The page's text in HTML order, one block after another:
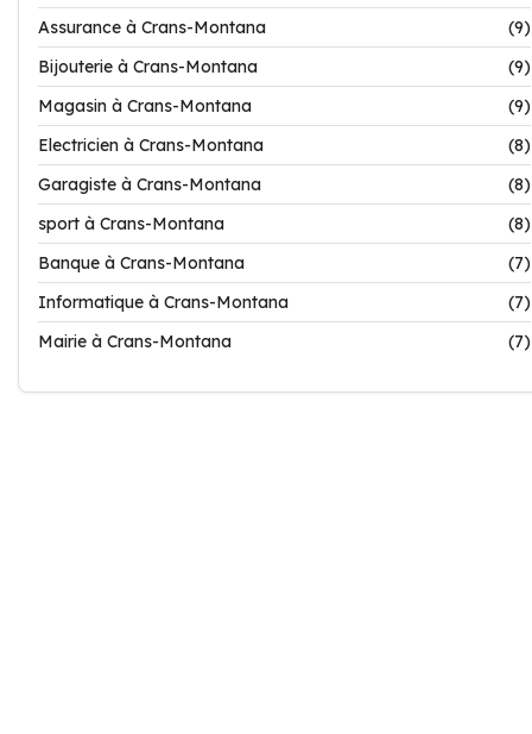
Assurance à Crans-Montana
(9)
Bijouterie à Crans-Montana
(9)
Magasin à Crans-Montana
(9)
Electricien à Crans-Montana
(8)
Garagiste à Crans-Montana
(8)
sport à Crans-Montana
(8)
Banque à Crans-Montana
(7)
Informatique à Crans-Montana
(7)
Mairie à Crans-Montana
(7)